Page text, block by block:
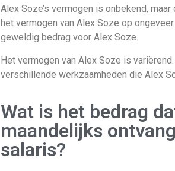
Alex Soze’s vermogen is onbekend,
het vermogen van Alex Soze op
geweldig bedrag voor Alex Soze.
Het vermogen van Alex Soze is
verschillende werkzaamheden die Alex
Wat is het bedrag
maandelijks
salaris?